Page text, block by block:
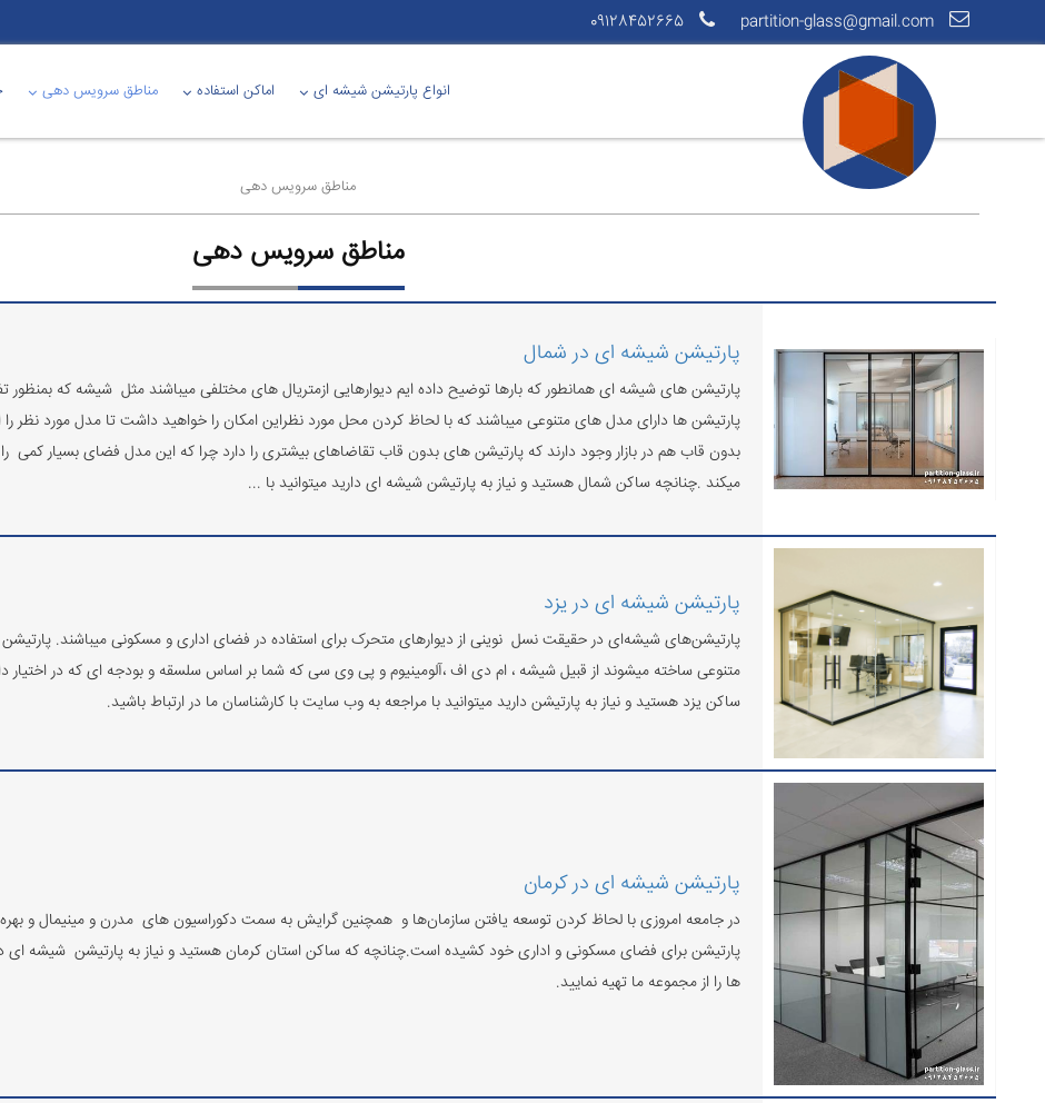
partition-glass@gmail.com
09128452665
انواع پارتیشن شیشه ای اماکن استفاده مناطق سرویس دهی
مناطق سرویس دهی
مناطق سرویس دهی
پارتیشن شیشه ای در شمال
پارتیشن های شیشه ای همانطور که بارها توضیح داده ایم دیوارهایی ازمتریال های مختلفی میباشند مثل شیشه که
پارتیشن ها دارای مدل های متنوعی میباشند که با لحاظ کردن محل مورد نظراین امکان را خواهید داشت تا مدل مورد نظر
بدون قاب هم در بازار وجود دارند که پارتیشن های بدون قاب تقاضاهای بیشتری را دارد چرا که این مدل فضای بسیار کمی
میکند .چنانچه ساکن شمال هستید و نیاز به پارتیشن شیشه ای دارید میتوانید با ...
پارتیشن شیشه ای در یزد
پارتیشن‌های شیشه‌ای در حقیقت نسل نوینی از دیوارهای متحرک برای استفاده در فضای اداری و مسکونی میباشند.
متنوعی ساخته میشوند از قبیل شیشه ، ام دی اف ،آلومینیوم و پی وی سی که شما بر اساس سلسقه و بودجه ای که در اختیار
ساکن یزد هستید و نیاز به پارتیشن دارید میتوانید با مراجعه به وب سایت با کارشناسان ما در ارتباط باشید.
پارتیشن شیشه ای در کرمان
در جامعه امروزی با لحاظ کردن توسعه یافتن سازمان‌ها و همچنین گرایش به سمت دکوراسیون های مدرن و مینیمال و
پارتیشن برای فضای مسکونی و اداری خود کشیده است.چنانچه که ساکن استان کرمان هستید و نیاز به پارتیشن شیشه ای
ها را از مجموعه ما تهیه نمایید.